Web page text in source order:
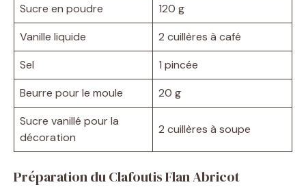
Sucre en poudre
120 g
Vanille liquide
2 cuillères à café
Sel
1 pincée
Beurre pour le moule
20 g
Sucre vanillé pour la
décoration
2 cuillères à soupe
Préparation du Clafoutis Flan Abricot